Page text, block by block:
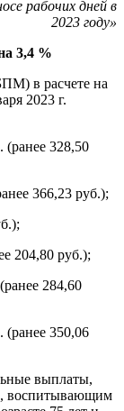
рабочих дней в
2023 году»
3,4 %
в расчете на
2023 г.
(ранее 328,50
366,23 руб.);
204,80 руб.);
284,60
(ранее 350,06
выплаты,
воспитывающим